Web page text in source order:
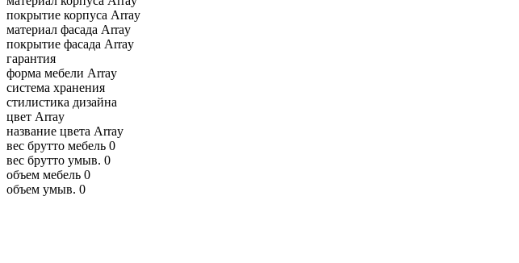
покрытие корпуса Array
материал фасада Array
покрытие фасада Array
гарантия
форма мебели Array
система хранения
стилистика дизайна
цвет Array
название цвета Array
вес брутто мебель 0
вес брутто умыв. 0
объем мебель 0
объем умыв. 0